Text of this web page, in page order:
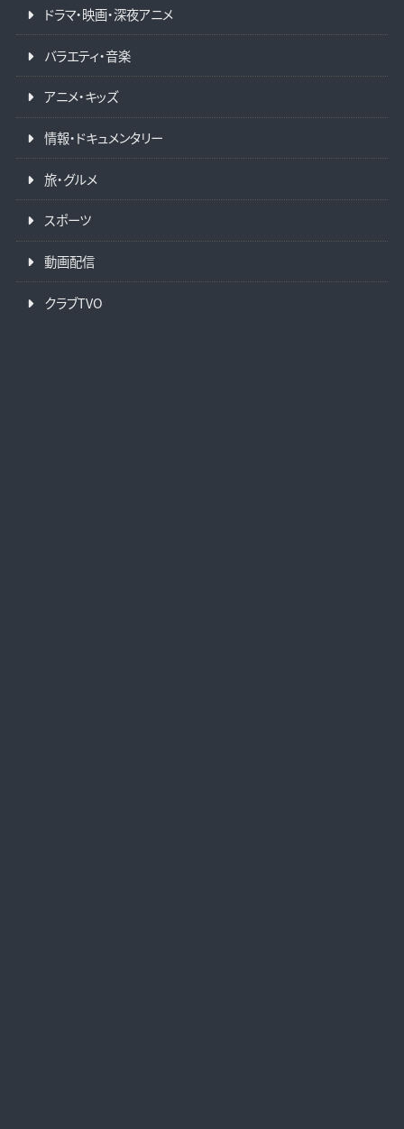
ドラマ・映画・深夜アニメ
バラエティ・音楽
アニメ・キッズ
情報・ドキュメンタリー
旅・グルメ
スポーツ
動画配信
クラブTVO